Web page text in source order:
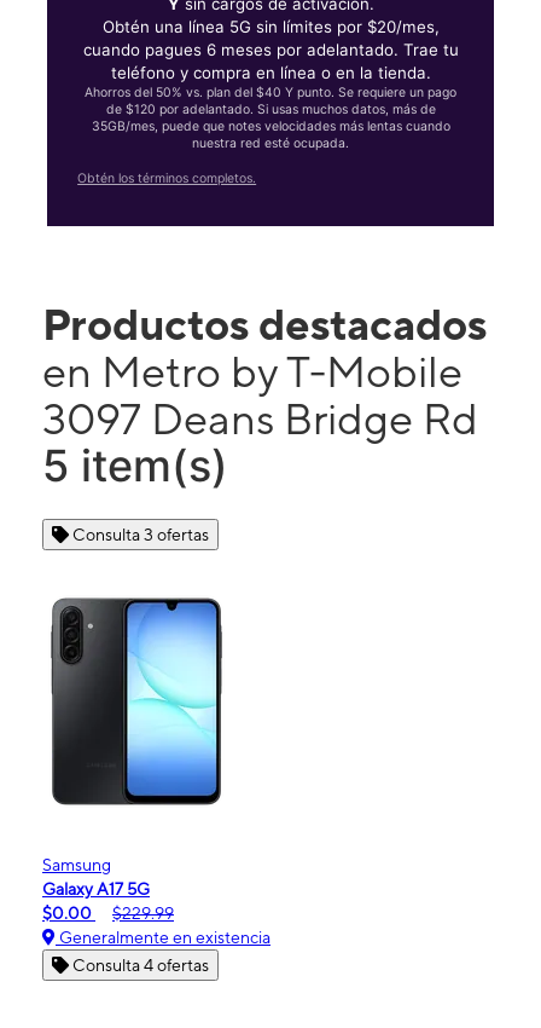
Obtén una línea 5G sin límites por $20/mes,
cuando pagues 6 meses por adelantado. Trae tu
teléfono y compra en línea o en la tienda.
Ahorros del 50% vs. plan del $40 Y punto. Se requiere un pago
de $120 por adelantado. Si usas muchos datos, más de
35GB/mes, puede que notes velocidades más lentas cuando
nuestra red esté ocupada.
Obtén los términos completos.
Productos destacados
en Metro by T-Mobile
3097 Deans Bridge Rd
5 item(s)
Consulta 3 ofertas
Samsung
Galaxy A17 5G
$0.00
$229.99
Generalmente en existencia
Consulta 4 ofertas